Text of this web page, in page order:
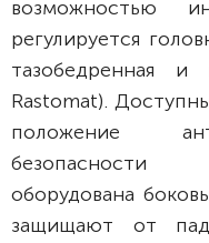
возможностью
регулируется
тазобедренная и
Rastomat).
положение
безопасности
оборудована
защищают от